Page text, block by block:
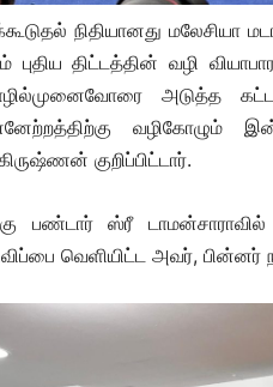
நிதியானது
புதிய திட்டத்தின் வழி
அடுத்த கட்ட
குறிப்பிட்டார்.
பண்டார் ஸ்ரீ
வெளியிட்ட அவர், பின்னர்